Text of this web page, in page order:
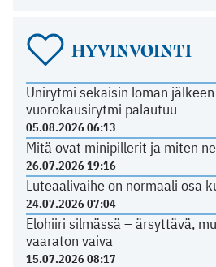
HYVINVOINTI
Unirytmi sekaisin loman
vuorokausirytmi palautuu
05.08.2026 06:13
Mitä ovat minipillerit ja miten
26.07.2026 19:16
Luteaalivaihe on normaali osa
24.07.2026 07:04
Elohiiri silmässä – ärsyttävä,
vaaraton vaiva
15.07.2026 08:17